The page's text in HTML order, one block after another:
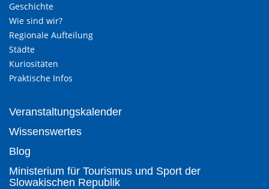
Geschichte
Wie sind wir?
Regionale Aufteilung
Städte
Kuriositäten
Praktische Infos
Veranstaltungskalender
Wissenswertes
Blog
Ministerium für Tourismus und Sport der
Slowakischen Republik